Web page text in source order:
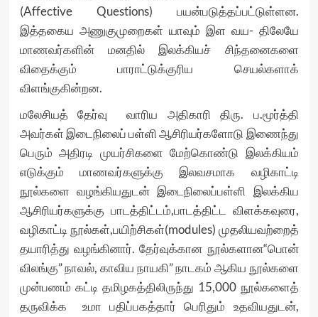
(Affective Questions) பயன்படுத்தப்பட்டுள்ளன.
இத்தகைய அணுகுமுறைகள் யாவும் இள வய- திலேயே
மாணவர்களின் மனதில் இலக்கியச் சிந்தனைகளை
விதைக்கும் பாராட்டுக்குரிய செயல்களாக்
விளங்குகின்றன.
மலேசியத் தேர்வு வாரிய அதிகாரி திரு. ப.மூர்த்தி
அவர்கள் இடைநிலைப் பள்ளி ஆசிரியர்களோடு இணைந்து
பெரும் அதிரடி முயர்சிகளை மேற்கொண்டு இலக்கியம்
எடுக்கும் மாணவர்களுக்கு இலவசமாக வழிகாட்டி
நூல்களை வழங்கியதுடன் இடைநிலைப்பள்ளி இலக்கிய
ஆசிரியர்களுக்கு பாடத்திட்டம்,பாடத்திட்ட விளக்கவுரை,
வழிகாட்டி நூல்கள்,பயிற்சிகள்(modules) முதலியவற்றைத்
தயாரித்து வழங்கினார். தேர்வுக்கான நூல்களான“பொன்
விலங்கு” நாவல், காவிய நாயகி” நாடகம் ஆகிய நூல்களை
முன்பணம் கட்டி தமிழகத்திலிருந்து 15,000 நூல்களைத்
தருவிக்க உமா பதிப்பகத்தார் பெரிதும் உதவியதுடன்,